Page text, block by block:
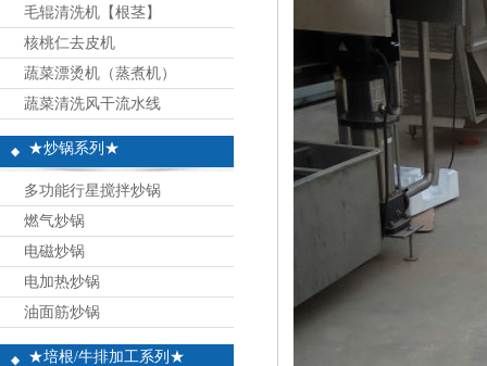
毛辊清洗机【根茎】
核桃仁去皮机
蔬菜漂烫机（蒸煮机）
蔬菜清洗风干流水线
★炒锅系列★
多功能行星搅拌炒锅
燃气炒锅
电磁炒锅
电加热炒锅
油面筋炒锅
★培根/牛排加工系列★